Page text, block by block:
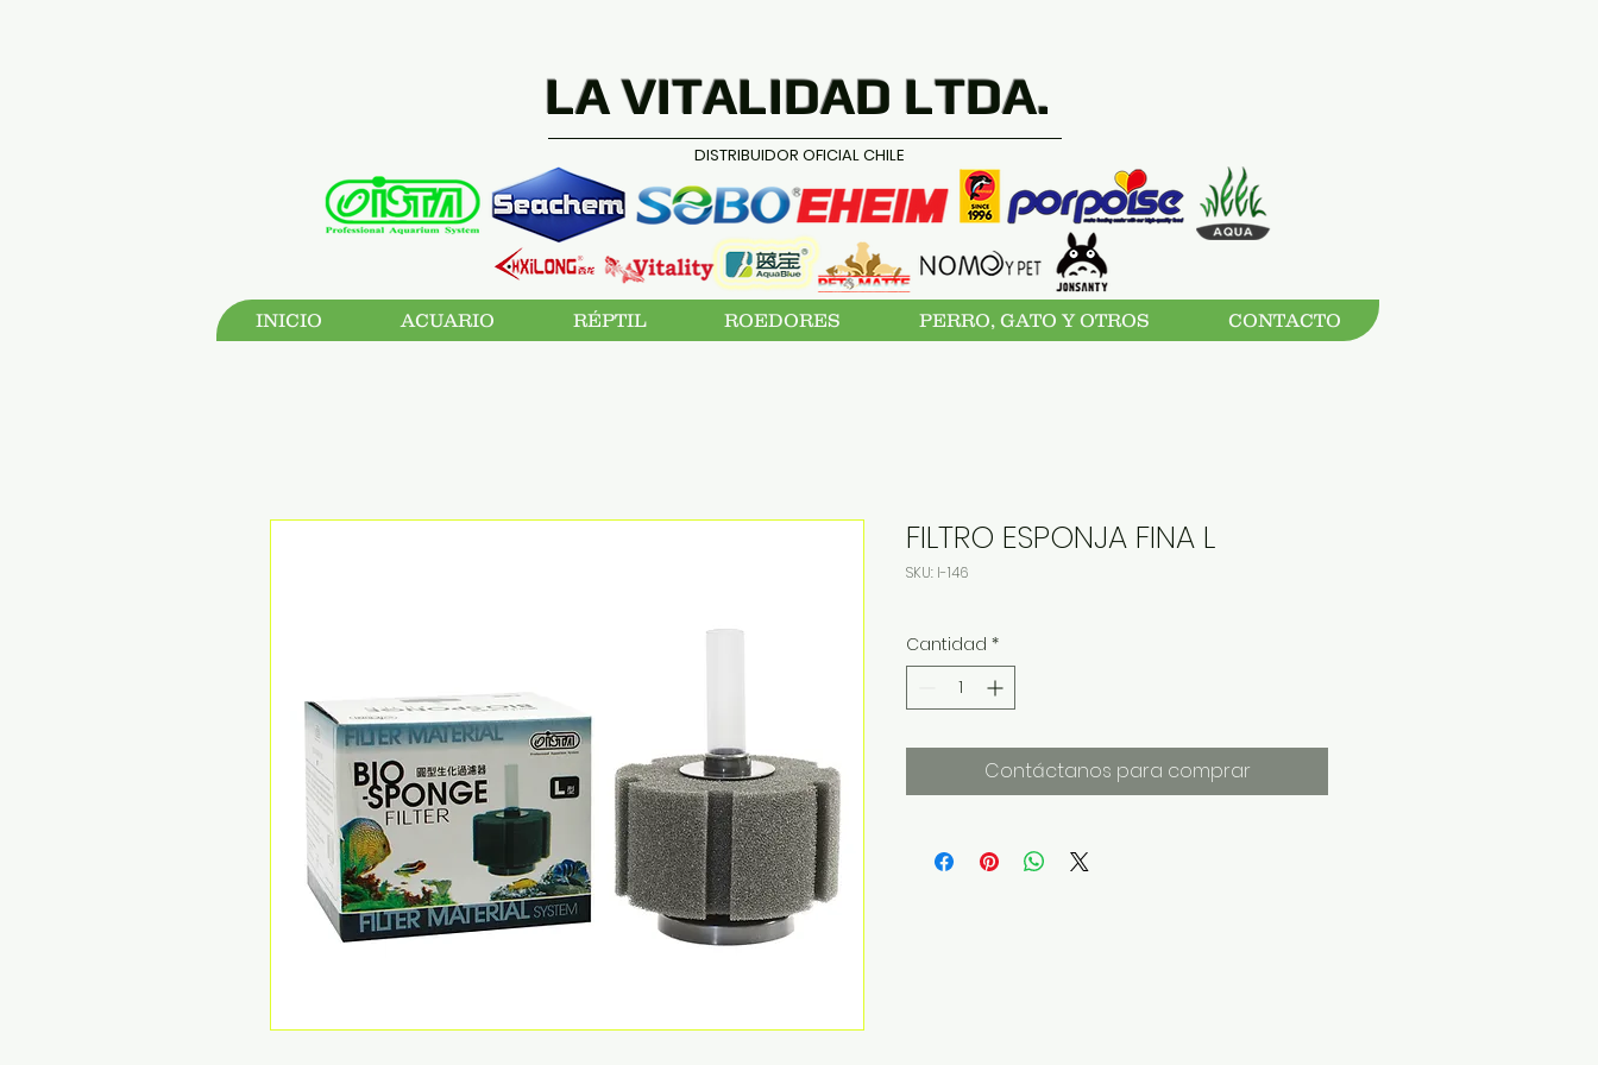
LA VITALIDAD LTDA.
DISTRIBUIDOR OFICIAL CHILE
INICIO ACUARIO RÉPTIL ROEDORES PERRO, GATO Y OTROS CONTACTO
FILTRO ESPONJA FINA L
SKU: I-146
Cantidad *
Contáctanos para comprar